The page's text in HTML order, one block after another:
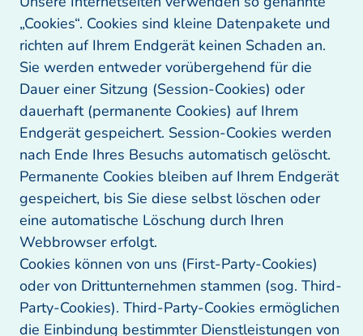
„Cookies“. Cookies sind kleine Datenpakete und
richten auf Ihrem Endgerät keinen Schaden an.
Sie werden entweder vorübergehend für die
Dauer einer Sitzung (Session-Cookies) oder
dauerhaft (permanente Cookies) auf Ihrem
Endgerät gespeichert. Session-Cookies werden
nach Ende Ihres Besuchs automatisch gelöscht.
Permanente Cookies bleiben auf Ihrem Endgerät
gespeichert, bis Sie diese selbst löschen oder
eine automatische Löschung durch Ihren
Webbrowser erfolgt.
Cookies können von uns (First-Party-Cookies)
oder von Drittunternehmen stammen (sog. Third-
Party-Cookies). Third-Party-Cookies ermöglichen
die Einbindung bestimmter Dienstleistungen von